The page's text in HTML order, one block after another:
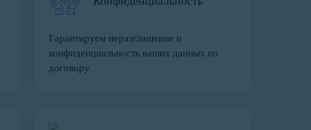
Гарантируем неразглашение и
конфиденциальность ваших данных по
договору